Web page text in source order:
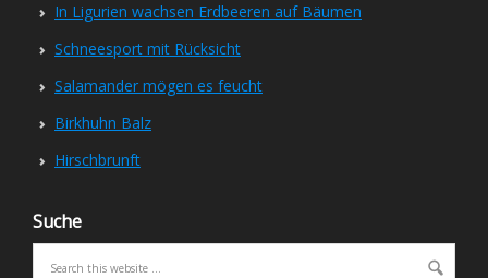
In Ligurien wachsen Erdbeeren auf Bäumen
Schneesport mit Rücksicht
Salamander mögen es feucht
Birkhuhn Balz
Hirschbrunft
Suche